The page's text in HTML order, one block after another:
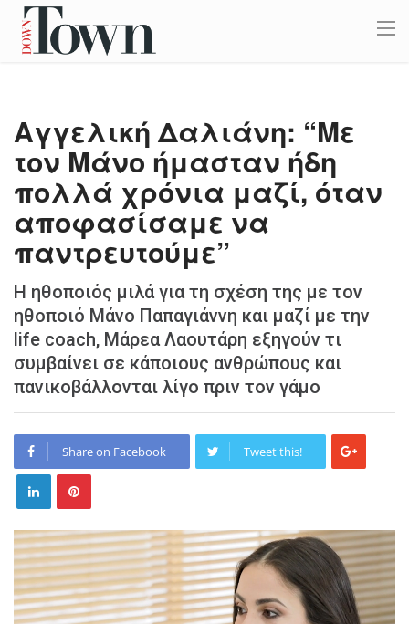
Αγγελική Δαλιάνη: “Με
τον Μάνο ήμασταν ήδη
πολλά χρόνια μαζί, όταν
αποφασίσαμε να
παντρευτούμε”
Η ηθοποιός μιλά για τη σχέση της με τον
ηθοποιό Μάνο Παπαγιάννη και μαζί με την
life coach, Μάρεα Λαουτάρη εξηγούν τι
συμβαίνει σε κάποιους ανθρώπους και
πανικοβάλλονται λίγο πριν τον γάμο
Share on Facebook Tweet this!